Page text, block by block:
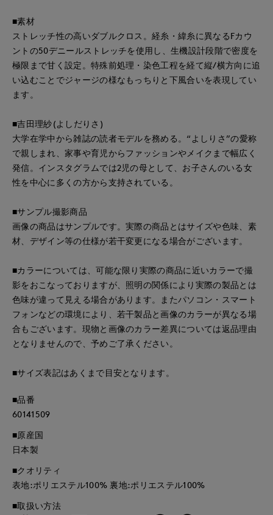
■素材
ストレッチ性の高いダブルクロス。経糸・緯糸に異なるFカウ
ントの50デニールストレッチを使用し、生機設計段階で密度を
極限まで甘く設定。特殊前処理・染色工程を経て縦/横方向に追
い込むことでジャージの様なもっちりと下風合いを表現してい
ます。
■吉田理紗(よしだりさ)
大学在学中から雑誌の読者モデルを務める。“よしりさ”の愛称
で親しまれ、家事や育児からファッションやメイクまで幅広く
発信。インスタグラムでは2児の母として、お子さんのいる女
性を中心に多くの方から支持されている。
■サンプル撮影商品
画像の商品はサンプルです。実際の商品とはサイズや色味、素
材、デザイン等の仕様が若干変更になる場合がございます。
■カラーについては、可能な限り実際の商品に近いカラーで撮
影をおこなっておりますが、照明の関係により実際の製品とは
色味が違って見える場合があります。またパソコン・スマート
フォンなどの環境により、若干製品と画像のカラーが異なる場
合もございます。現物と画像のカラー差異については返品理由
となりませんので、予めご了承ください。
■サイズ表記はあくまで目安となります。
■品番
60141509
■原産国
日本製
■クオリティ
表地:ポリエステル100% 裏地:ポリエステル100%
■取扱い方法